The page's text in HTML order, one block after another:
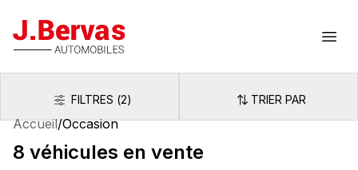
J.Bervas
FiltresFILTRES (2) Trier par
TRIER PAR
Accueil/Occasion
8 véhicules en vente